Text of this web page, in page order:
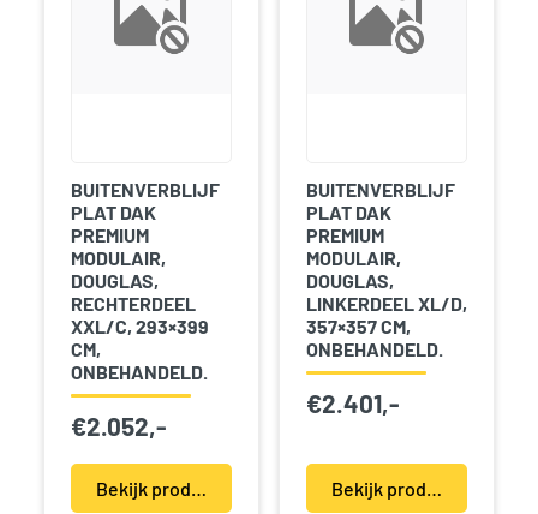
BUITENVERBLIJF
PLAT DAK
PREMIUM
MODULAIR,
DOUGLAS,
RECHTERDEEL
XXL/C, 293×399
CM,
ONBEHANDELD.
€2.052,-
BUITENVERBLIJF
PLAT DAK
PREMIUM
MODULAIR,
DOUGLAS,
LINKERDEEL XL/D,
357×357 CM,
ONBEHANDELD.
€2.401,-